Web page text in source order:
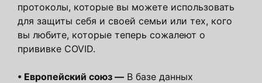
протоколы, которые вы можете использовать
для защиты себя и своей семьи или тех, кого
вы любите, которые теперь сожалеют о
прививке COVID.
• Европейский союз — В базе данных